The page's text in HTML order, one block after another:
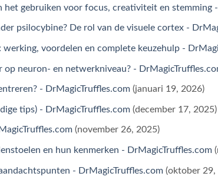
het gebruiken voor focus, creativiteit en stemming
psilocybine? De rol van de visuele cortex -
werking, voordelen en complete keuzehulp -
neuron- en netwerkniveau? -
- DrMagicTruffles.com (januari 19, 2026)
tips) - DrMagicTruffles.com (december 17, 2025)
(november 26, 2025)
en hun kenmerken - DrMagicTruffles.com
- DrMagicTruffles.com (oktober 29,